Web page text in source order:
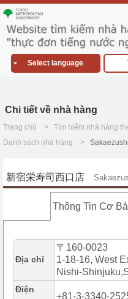
Select language
Chi tiết về nhà hàng
Trang chủ
Tìm hiếm nhà hàng
Danh sách nhà hàng
新宿栄寿司西口店
Thông Tin Cơ
Địa chỉ
〒160-0023
1-18-16, West
Nishi-
Điện
+81-3-3340-